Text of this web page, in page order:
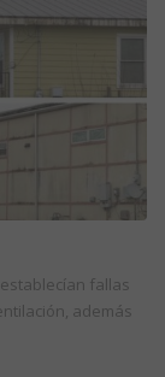
fallas
además